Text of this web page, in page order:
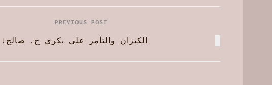
PREVIOUS POST
الكيزان والتآمر على بكري ح. صالح!